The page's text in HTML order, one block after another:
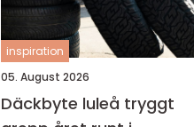
inspiration
05. August 2026
Däckbyte luleå tryggt